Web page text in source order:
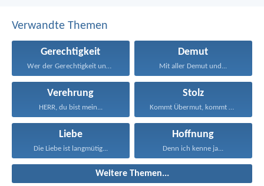
Verwandte Themen
Gerechtigkeit
Wer der Gerechtigkeit und...
Demut
Mit aller Demut und...
Verehrung
HERR, du bist mein...
Stolz
Kommt Übermut, kommt auch...
Liebe
Die Liebe ist langmütig...
Hoffnung
Denn ich kenne ja...
Weitere Themen...